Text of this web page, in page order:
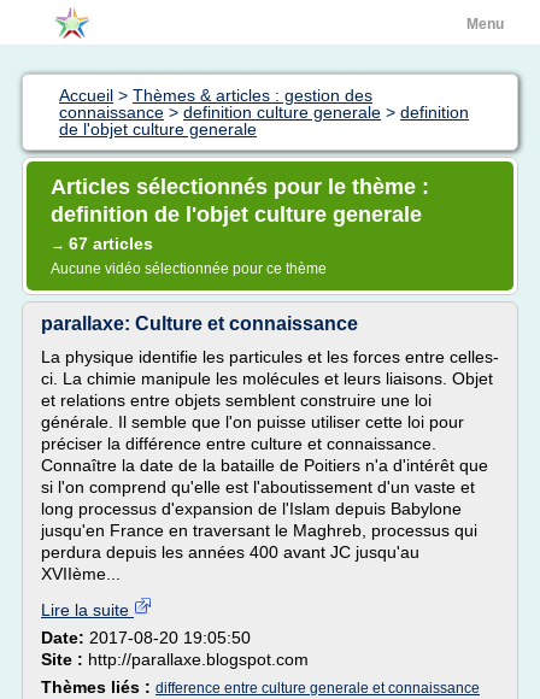
Menu
Accueil > Thèmes & articles : gestion des
connaissance > definition culture generale > definition
de l'objet culture generale
Articles sélectionnés pour le thème :
definition de l'objet culture generale
→ 67 articles
Aucune vidéo sélectionnée pour ce thème
parallaxe: Culture et connaissance
La physique identifie les particules et les forces entre celles-
ci. La chimie manipule les molécules et leurs liaisons. Objet
et relations entre objets semblent construire une loi
générale. Il semble que l'on puisse utiliser cette loi pour
préciser la différence entre culture et connaissance.
Connaître la date de la bataille de Poitiers n'a d'intérêt que
si l'on comprend qu'elle est l'aboutissement d'un vaste et
long processus d'expansion de l'Islam depuis Babylone
jusqu'en France en traversant le Maghreb, processus qui
perdura depuis les années 400 avant JC jusqu'au
XVIIème...
Lire la suite
Date: 2017-08-20 19:05:50
Site : http://parallaxe.blogspot.com
Thèmes liés : difference entre culture generale et connaissance